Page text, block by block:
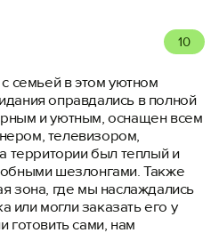
10
семьей в этом уютном
оправдались в полной
и уютным, оснащен всем
телевизором,
территории был теплый и
шезлонгами. Также
зона, где мы наслаждались
могли заказать его у
сами, нам